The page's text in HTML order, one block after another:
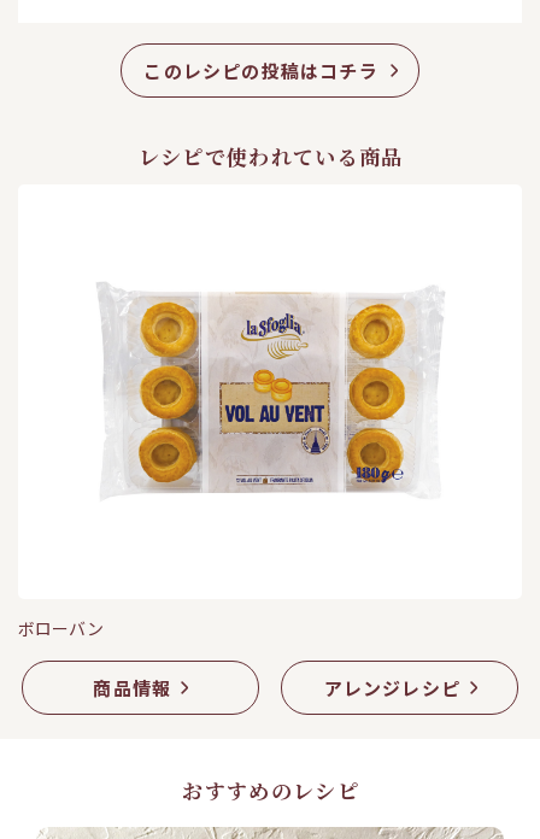
このレシピの投稿はコチラ
レシピで使われている商品
ボローバン
商品情報 アレンジレシピ
おすすめのレシピ